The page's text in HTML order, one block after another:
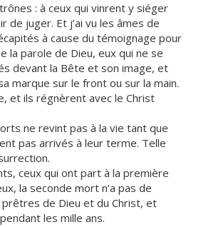
: à ceux qui vinrent y siéger
de juger. Et j’ai vu les âmes de
à cause du témoignage pour
la parole de Dieu, eux qui ne se
devant la Bête et son image, et
marque sur le front ou sur la main.
et ils régnèrent avec le Christ
ne revint pas à la vie tant que
pas arrivés à leur terme. Telle
ceux qui ont part à la première
la seconde mort n’a pas de
de Dieu et du Christ, et
les mille ans.